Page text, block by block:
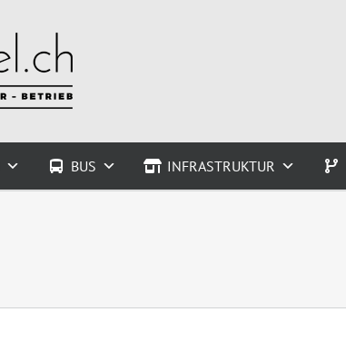
BUS INFRASTRUKTUR